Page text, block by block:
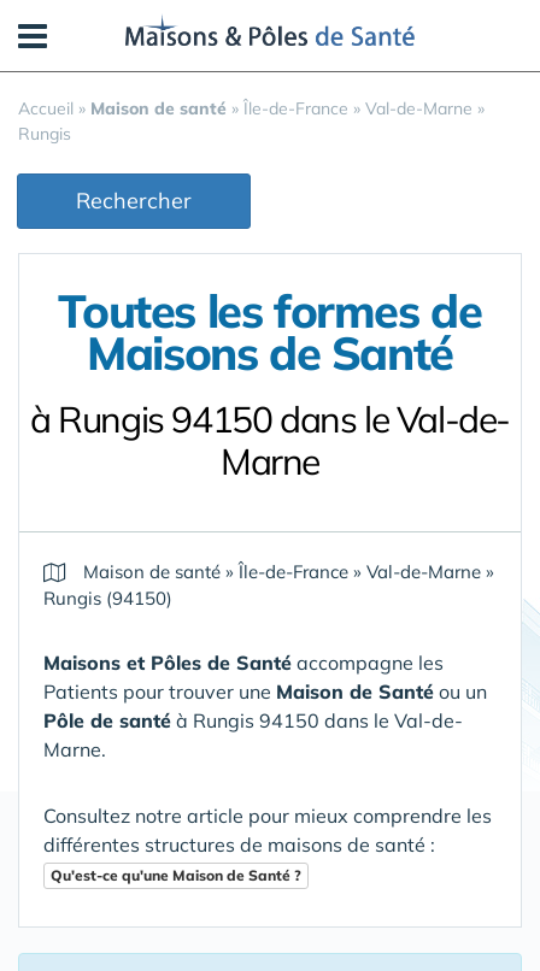
Accueil » Maison de santé » Île-de-France » Val-de-Marne »
Rungis
Rechercher
Toutes les formes de
Maisons de Santé
à Rungis 94150 dans le Val-de-
Marne
Maison de santé »Île-de-France » Val-de-Marne »
Rungis (94150)
Maisons et Pôles de Santé accompagne les
Patients pour trouver une Maison de Santé ou un
Pôle de santé à Rungis 94150 dans le Val-de-
Marne.
Consultez notre article pour mieux comprendre les
différentes structures de maisons de santé :
Qu'est-ce qu'une Maison de Santé ?
Panneau de gestion des cookies